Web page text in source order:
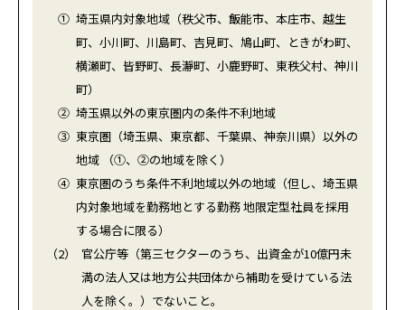
① 埼玉県内対象地域（秩父市、飯能市、本庄市、越生
町、小川町、川島町、吉見町、鳩山町、ときがわ町、
横瀬町、皆野町、長瀞町、小鹿野町、東秩父村、神川
町）
② 埼玉県以外の東京圏内の条件不利地域
③ 東京圏（埼玉県、東京都、千葉県、神奈川県）以外の
地域 （①、②の地域を除く）
④ 東京圏のうち条件不利地域以外の地域（但し、埼玉県
内対象地域を勤務地とする勤務 地限定型社員を採用
する場合に限る）
（2）
官公庁等（第三セクターのうち、出資金が10億円未
満の法人又は地方公共団体から補助を受けている法
人を除く。）でないこと。